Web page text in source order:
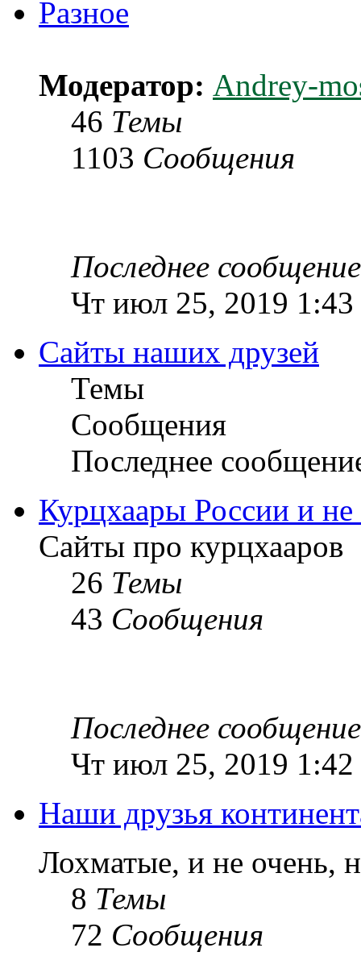
Разное
Модератор: Andrey-
46 Темы
1103 Сообщения
Последнее сообщение
Чт июл 25, 2019 1:43
Сайты наших друзей
Темы
Сообщения
Последнее
Курцхаары России и не
Сайты про курцхааров
26 Темы
43 Сообщения
Последнее сообщение
Чт июл 25, 2019 1:42
Наши друзья
Лохматые, и не очень,
8 Темы
72 Сообщения